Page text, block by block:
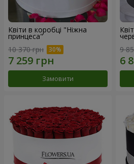
Квіти в коробці "Ніжна
принцеса"
10 370 грн
Замовити
9